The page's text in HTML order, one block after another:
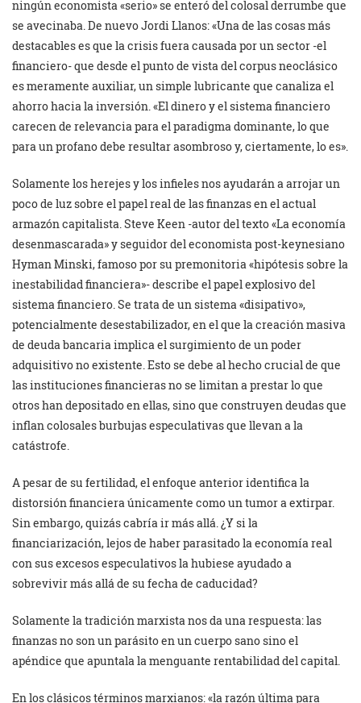
ningún economista «serio» se enteró del colosal derrumbe que
se avecinaba. De nuevo Jordi Llanos: «Una de las cosas más
destacables es que la crisis fuera causada por un sector -el
financiero- que desde el punto de vista del corpus neoclásico
es meramente auxiliar, un simple lubricante que canaliza el
ahorro hacia la inversión. «El dinero y el sistema financiero
carecen de relevancia para el paradigma dominante, lo que
para un profano debe resultar asombroso y, ciertamente, lo es».
Solamente los herejes y los infieles nos ayudarán a arrojar un
poco de luz sobre el papel real de las finanzas en el actual
armazón capitalista. Steve Keen -autor del texto «La economía
desenmascarada» y seguidor del economista post-keynesiano
Hyman Minski, famoso por su premonitoria «hipótesis sobre la
inestabilidad financiera»- describe el papel explosivo del
sistema financiero. Se trata de un sistema «disipativo»,
potencialmente desestabilizador, en el que la creación masiva
de deuda bancaria implica el surgimiento de un poder
adquisitivo no existente. Esto se debe al hecho crucial de que
las instituciones financieras no se limitan a prestar lo que
otros han depositado en ellas, sino que construyen deudas que
inflan colosales burbujas especulativas que llevan a la
catástrofe.
A pesar de su fertilidad, el enfoque anterior identifica la
distorsión financiera únicamente como un tumor a extirpar.
Sin embargo, quizás cabría ir más allá. ¿Y si la
financiarización, lejos de haber parasitado la economía real
con sus excesos especulativos la hubiese ayudado a
sobrevivir más allá de su fecha de caducidad?
Solamente la tradición marxista nos da una respuesta: las
finanzas no son un parásito en un cuerpo sano sino el
apéndice que apuntala la menguante rentabilidad del capital.
En los clásicos términos marxianos: «la razón última para